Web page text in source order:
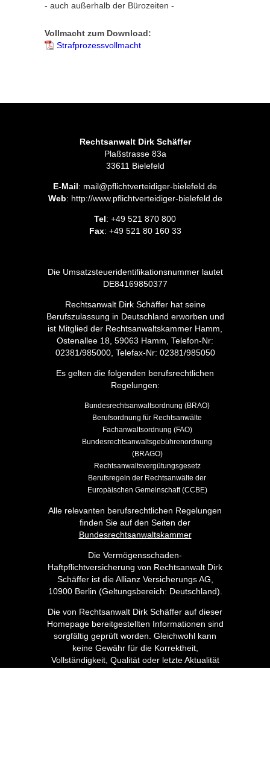
- auch außerhalb der Bürozeiten -
Vollmacht zum Download:
Strafprozessvollmacht
Rechtsanwalt Dirk Schäffer
Plaßstrasse 83a
33611 Bielefeld
E-Mail: mail@pflichtverteidiger-bielefeld.de
Web: http://www.pflichtverteidiger-bielefeld.de
Tel: +49 521 870 800
Fax: +49 521 80 160 33
Die Umsatzsteueridentifikationsnummer lautet
DE84169850377
Rechtsanwalt Dirk Schäffer hat seine
Berufszulassung in Deutschland erworben und
ist Mitglied der Rechtsanwaltskammer Hamm,
Ostenallee 18, 59063 Hamm, Telefon-Nr:
02381/985000, Telefax-Nr: 02381/985050
Es gelten die folgenden berufsrechtlichen
Regelungen:
Bundesrechtsanwaltsordnung (BRAO)
Berufsordnung für Rechtsanwälte
Fachanwaltsordnung (FAO)
Bundesrechtsanwaltsgebührenordnung
(BRAGO)
Rechtsanwaltsvergütungsgesetz
Berufsregeln der Rechtsanwälte der
Europäischen Gemeinschaft (CCBE)
Alle relevanten berufsrechtlichen Regelungen
finden Sie auf den Seiten der
Bundesrechtsanwaltskammer
Die Vermögensschaden-
Haftpflichtversicherung von Rechtsanwalt Dirk
Schäffer ist die Allianz Versicherungs AG,
10900 Berlin (Geltungsbereich: Deutschland).
Die von Rechtsanwalt Dirk Schäffer auf dieser
Homepage bereitgestellten Informationen sind
sorgfältig geprüft worden. Gleichwohl kann
keine Gewähr für die Korrektheit,
Vollständigkeit, Qualität oder letzte Aktualität